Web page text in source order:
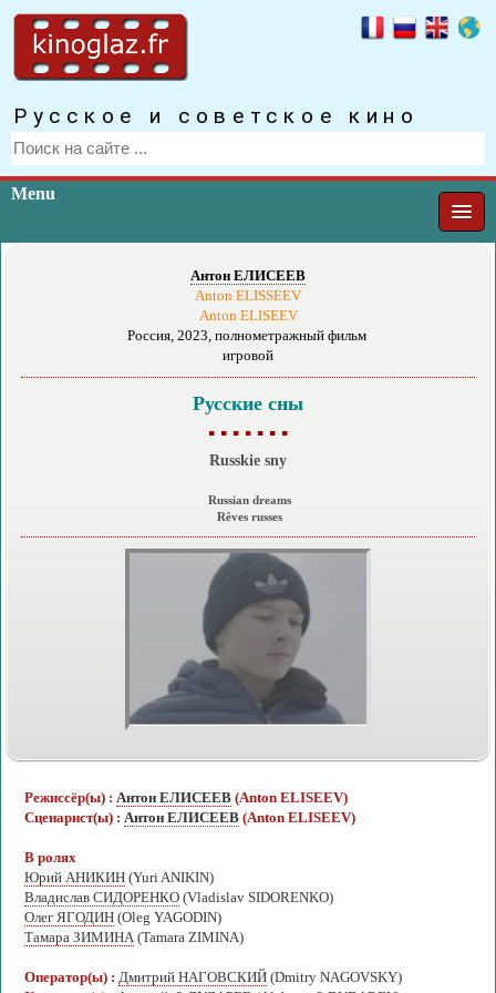
Русское и советское кино
Menu
Антон ЕЛИСЕЕВ
Anton ELISSEEV
Anton ELISEEV
Россия, 2023, полнометражный фильм
игровой
Русские сны
▪ ▪ ▪ ▪ ▪ ▪ ▪
Russkie sny
Russian dreams
Rêves russes
Режиссёр(ы) : Антон ЕЛИСЕЕВ (Anton ELISEEV)
Сценарист(ы) : Антон ЕЛИСЕЕВ (Anton ELISEEV)
В ролях
Юрий АНИКИН (Yuri ANIKIN)
Владислав СИДОРЕНКО (Vladislav SIDORENKO)
Олег ЯГОДИН (Oleg YAGODIN)
Тамара ЗИМИНА (Tamara ZIMINA)
Оператор(ы) : Дмитрий НАГОВСКИЙ (Dmitry NAGOVSKY)